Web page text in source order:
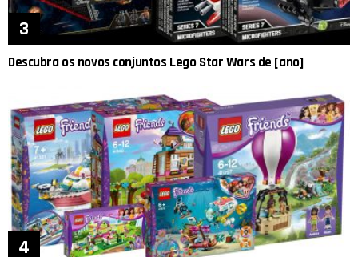
Descubra os novos conjuntos Lego Star Wars de [ano]